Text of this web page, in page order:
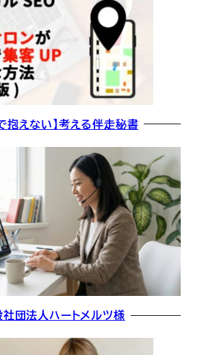
抱えない】考える伴走秘書
団法人ハートメルツ様